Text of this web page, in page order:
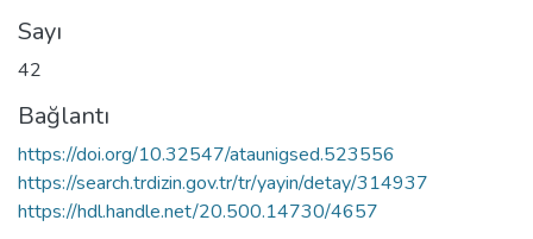
Sayı
42
Bağlantı
https://doi.org/10.32547/ataunigsed.523556
https://search.trdizin.gov.tr/tr/yayin/detay/314937
https://hdl.handle.net/20.500.14730/4657